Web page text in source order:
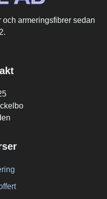
armeringsfibrer sedan